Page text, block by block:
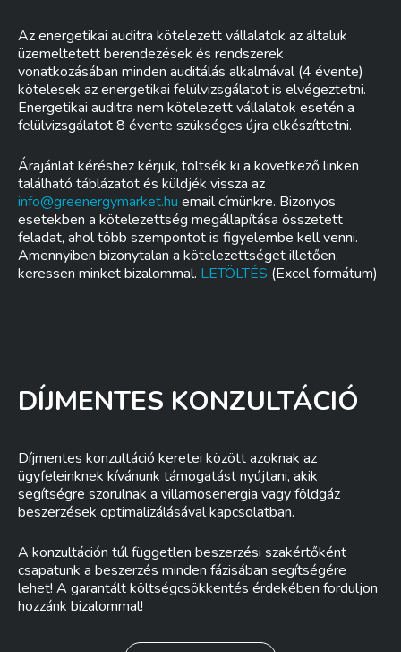
Az energetikai auditra kötelezett vállalatok az általuk
üzemeltetett berendezések és rendszerek
vonatkozásában minden auditálás alkalmával (4 évente)
kötelesek az energetikai felülvizsgálatot is elvégeztetni.
Energetikai auditra nem kötelezett vállalatok esetén a
felülvizsgálatot 8 évente szükséges újra elkészíttetni.
Árajánlat kéréshez kérjük, töltsék ki a következő linken
található táblázatot és küldjék vissza az
info@greenergymarket.hu email címünkre. Bizonyos
esetekben a kötelezettség megállapítása összetett
feladat, ahol több szempontot is figyelembe kell venni.
Amennyiben bizonytalan a kötelezettséget illetően,
keressen minket bizalommal. LETÖLTÉS (Excel formátum)
DÍJMENTES KONZULTÁCIÓ
Díjmentes konzultáció keretei között azoknak az
ügyfeleinknek kívánunk támogatást nyújtani, akik
segítségre szorulnak a villamosenergia vagy földgáz
beszerzések optimalizálásával kapcsolatban.
A konzultáción túl független beszerzési szakértőként
csapatunk a beszerzés minden fázisában segítségére
lehet! A garantált költségcsökkentés érdekében forduljon
hozzánk bizalommal!